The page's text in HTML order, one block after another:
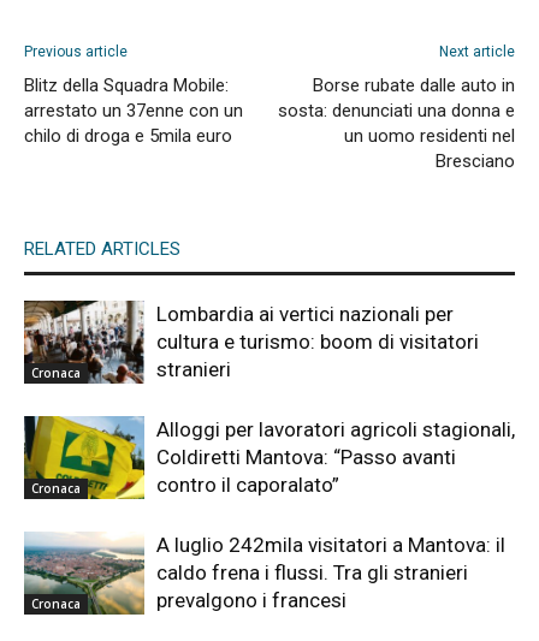
Previous article
Blitz della Squadra Mobile:
arrestato un 37enne con un
chilo di droga e 5mila euro
Next article
Borse rubate dalle auto in
sosta: denunciati una donna e
un uomo residenti nel
Bresciano
RELATED ARTICLES
Cronaca
Lombardia ai vertici nazionali per
cultura e turismo: boom di visitatori
stranieri
Cronaca
Alloggi per lavoratori agricoli stagionali,
Coldiretti Mantova: “Passo avanti
contro il caporalato”
Cronaca
A luglio 242mila visitatori a Mantova: il
caldo frena i flussi. Tra gli stranieri
prevalgono i francesi